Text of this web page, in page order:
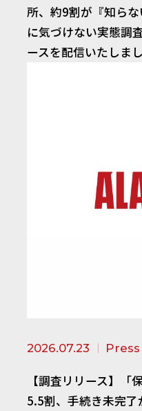
所、約9割が『知ら
に気づけない実態調
ースを配信いたしま
2026.07.23 Press
【調査リリース】「
5.5割、手続き未完